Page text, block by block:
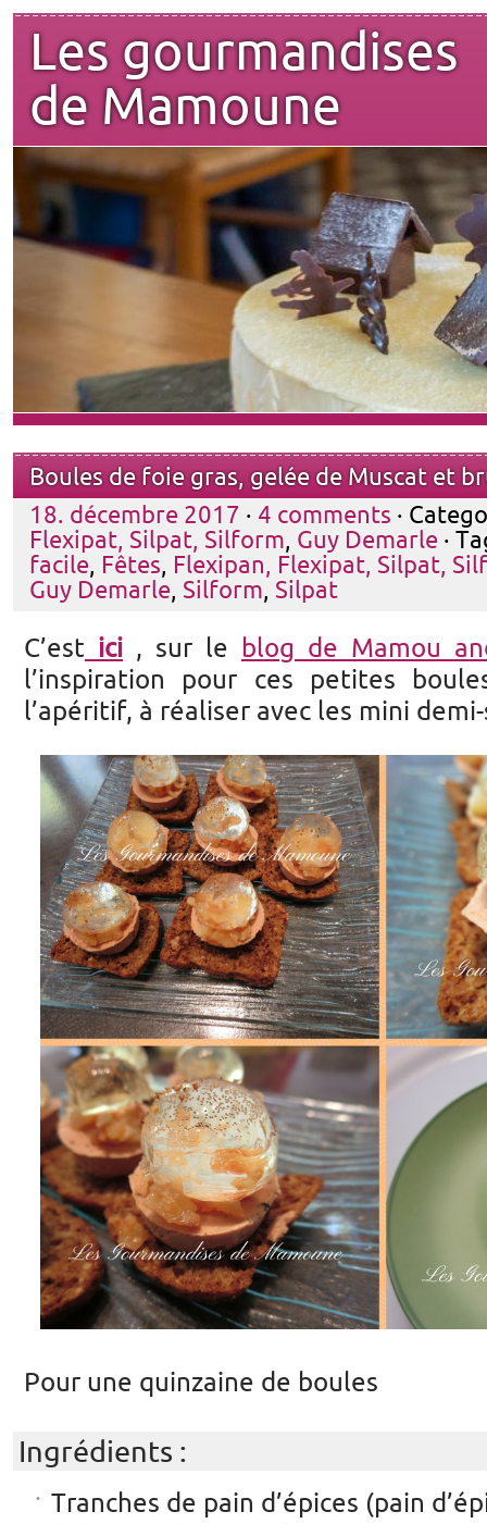
Les gourmandises
de Mamoune
Boules de foie gras, gelée de Muscat et
18. décembre 2017 · 4 comments ·
Flexipat, Silpat, Silform, Guy Demarle ·
facile, Fêtes, Flexipan, Flexipat, Silpat,
Guy Demarle, Silform, Silpat
C’est ici , sur le blog de Mamou
l’inspiration pour ces petites
l’apéritif, à réaliser avec les mini
Pour une quinzaine de boules
Ingrédients :
Tranches de pain d’épices (pain